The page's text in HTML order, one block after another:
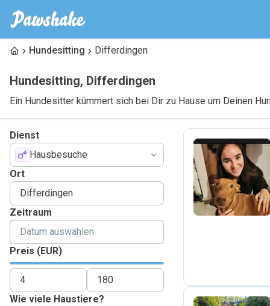
Hundesitting Differdingen
Hundesitting, Differdingen
Ein Hundesitter kümmert sich bei Dir zu Hause um Deinen
Dienst
Hausbesuche
Ort
Zeitraum
Preis (EUR)
Wie viele Haustiere?
S